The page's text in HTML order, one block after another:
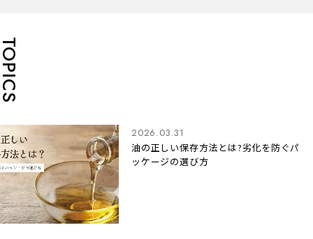
2026.03.31
油の正しい保存方法とは?劣化を防ぐパ
ッケージの選び方